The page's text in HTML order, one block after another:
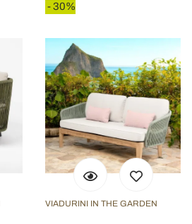
- 30%
VIADURINI IN THE GARDEN